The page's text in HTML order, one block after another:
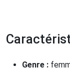
Genre :